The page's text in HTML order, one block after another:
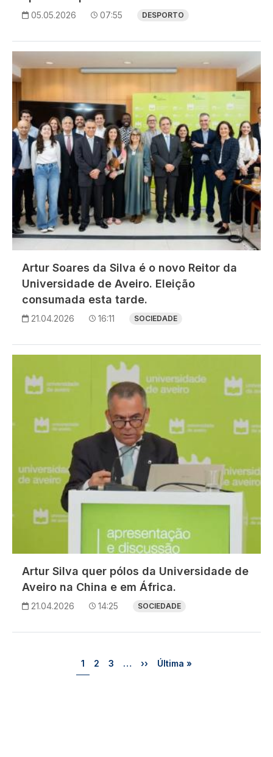
05.05.2026 07:55 DESPORTO
Imagem
Artur Soares da Silva é o novo Reitor da
Universidade de Aveiro. Eleição
consumada esta tarde.
21.04.2026 16:11 SOCIEDADE
Artur Silva quer pólos da Universidade de
Aveiro na China e em África.
21.04.2026 14:25 SOCIEDADE
Página
1 Página
2 Página
3 … Próxima página
›› Última página
Última »